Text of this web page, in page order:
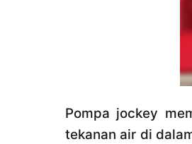
Pompa jockey
tekanan air di